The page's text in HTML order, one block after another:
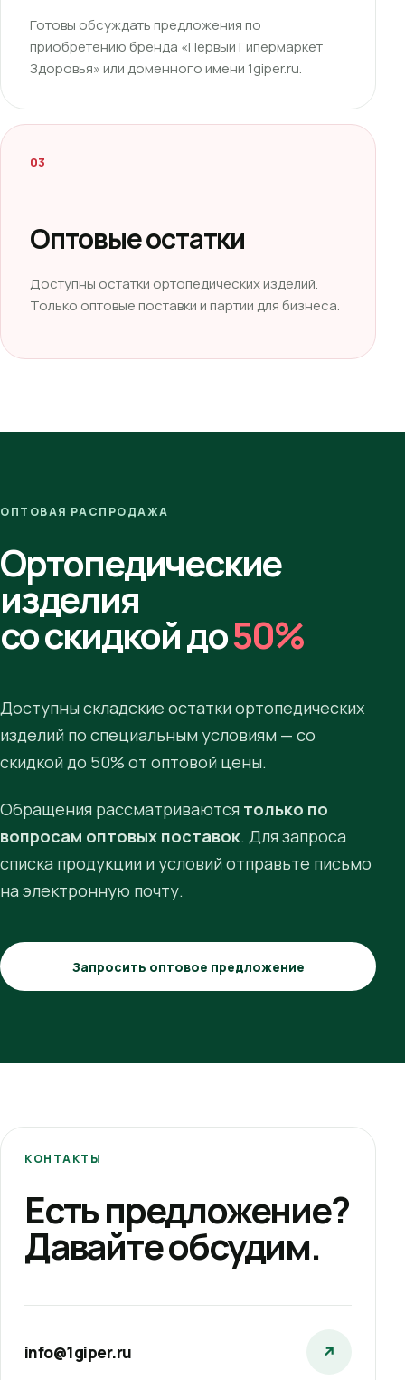
Готовы обсуждать предложения по
приобретению бренда «Первый Гипермаркет
Здоровья» или доменного имени 1giper.ru.
03
Оптовые остатки
Доступны остатки ортопедических изделий.
Только оптовые поставки и партии для бизнеса.
ОПТОВАЯ РАСПРОДАЖА
Ортопедические
изделия
со скидкой до50%
Доступны складские остатки ортопедических
изделий по специальным условиям — со
скидкой до 50% от оптовой цены.
Обращения рассматриваются только по
вопросам оптовых поставок. Для запроса
списка продукции и условий отправьте письмо
на электронную почту.
Запросить оптовое предложение
КОНТАКТЫ
Есть предложение?
Давайте обсудим.
info@1giper.ru ↗